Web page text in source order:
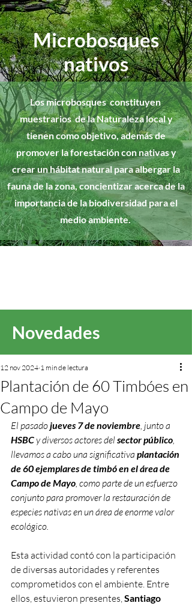
Microbosques
nativos
Los microbosques constituyen
muestrarios de la Naturaleza local y
tienen como objetivo, además de
promover la forestación con nativas y
crear un hábitat natural para albergar la
fauna de la zona, concientizar acerca de la
importancia de la biodiversidad para el
medio ambiente.
Novedades
Plantación de 60 Timbóes en
Campo de Mayo
12 nov 2024 1 min de lectura
El pasado jueves 7 de noviembre, junto a
HSBC y diversos actores del sector público,
llevamos a cabo una significativa plantación
de 60 ejemplares de timbó en el área de
Campo de Mayo, como parte de un esfuerzo
conjunto para promover la restauración de
especies nativas en un área de enorme valor
ecológico.
Esta actividad contó con la participación
de diversas autoridades y referentes
comprometidos con el ambiente. Entre
ellos, estuvieron presentes, Santiago